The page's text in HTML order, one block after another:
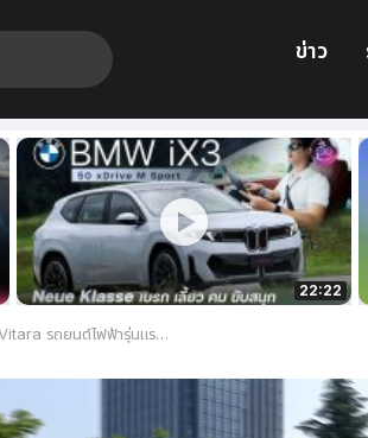
ข่าว
22:22
รุ่นแรก เตรียมวางขายภายใต้แบรนด์ Toyota